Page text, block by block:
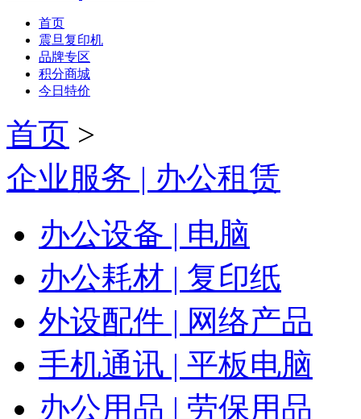
首页
震旦复印机
品牌专区
积分商城
今日特价
首页 >
企业服务 | 办公租赁
办公设备 | 电脑
办公耗材 | 复印纸
外设配件 | 网络产品
手机通讯 | 平板电脑
办公用品 | 劳保用品